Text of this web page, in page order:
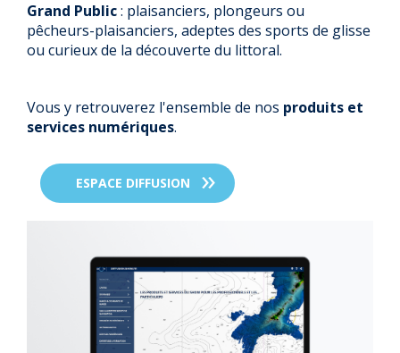
Grand Public: plaisanciers, plongeurs ou
pêcheurs-plaisanciers, adeptes des sports de glisse
ou curieux de la découverte du littoral.
Vous y retrouverez l'ensemble de nos produits et
services numériques.
ESPACE DIFFUSION